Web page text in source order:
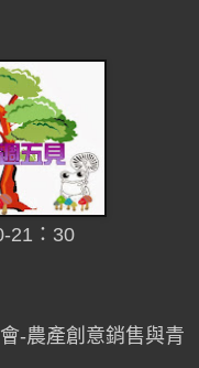
21：30
-農產創意銷售與青